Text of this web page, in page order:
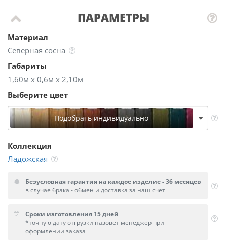
ПАРАМЕТРЫ
Материал
Северная сосна
Габариты
1,60м х 0,6м х 2,10м
Выберите цвет
Подобрать индивидуально
Коллекция
Ладожская
Безусловная гарантия на каждое изделие - 36 месяцев
в случае брака - обмен и доставка за наш счет
Сроки изготовления 15 дней
*точную дату отгрузки назовет менеджер при
оформлении заказа